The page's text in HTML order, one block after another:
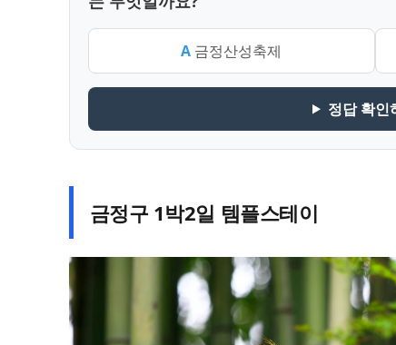
A 금정산성축제
정답 확
금정구 1박2일 템플스테이